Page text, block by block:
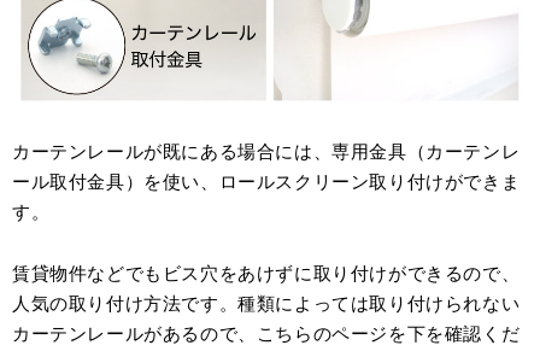
カーテンレールが既にある場合には、専用金具（カーテンレ
ール取付金具）を使い、ロールスクリーン取り付けができま
す。
賃貸物件などでもビス穴をあけずに取り付けができるので、
人気の取り付け方法です。種類によっては取り付けられない
カーテンレールがあるので、こちらのページを下を確認くだ